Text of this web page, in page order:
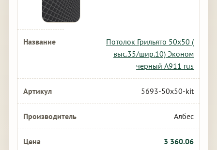
Потолок Грильято 50х50 (
выс.35/шир.10) Эконом
черный А911 rus
5693-50x50-kit
Албес
3 360.06